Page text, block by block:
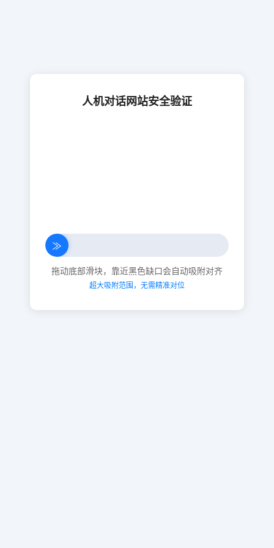
人机对话网站安全验证
≫
拖动底部滑块，靠近黑色缺口会自动吸附对齐
超大吸附范围，无需精准对位